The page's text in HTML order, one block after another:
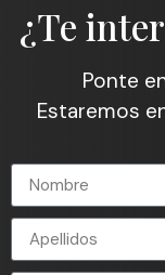
¿Te
Ponte
Estaremos